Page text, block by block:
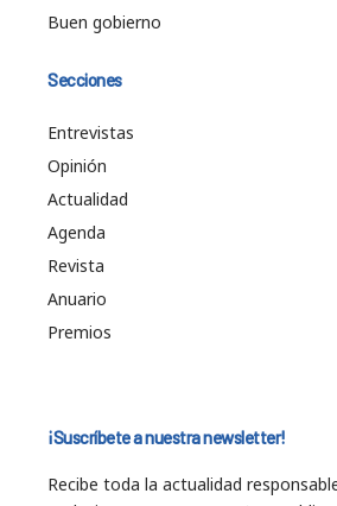
Buen gobierno
Secciones
Entrevistas
Opinión
Actualidad
Agenda
Revista
Anuario
Premios
¡Suscríbete a nuestra newsletter!
Recibe toda la actualidad